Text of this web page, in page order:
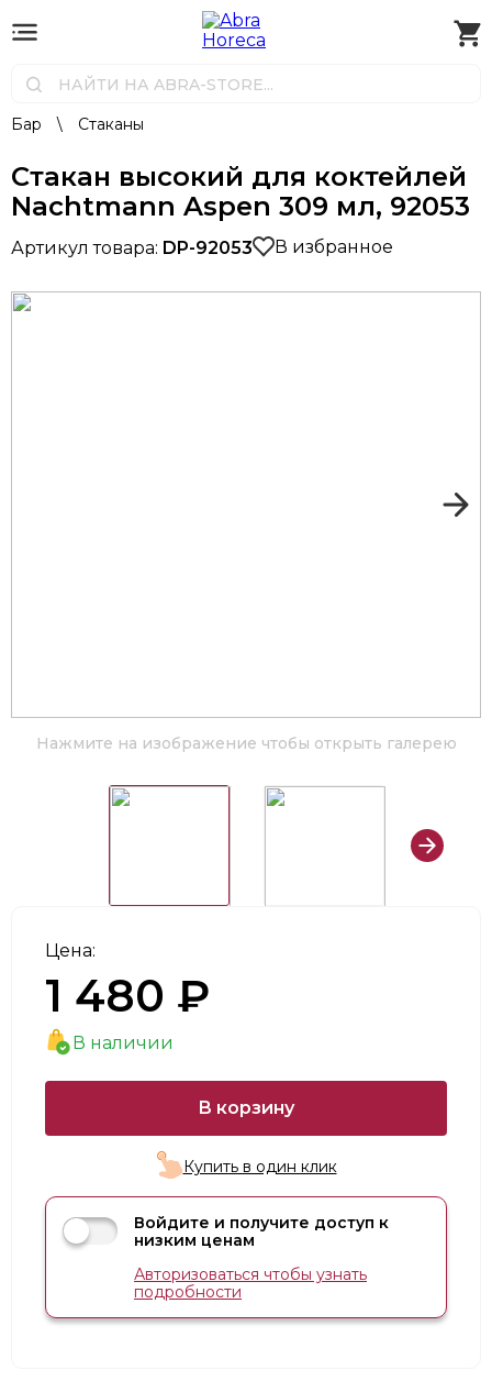
Бар \ Стаканы
Стакан высокий для коктейлей
Nachtmann Aspen 309 мл, 92053
Артикул товара: DP-92053 В избранное
Нажмите на изображение чтобы открыть галерею
Цена:
1 480 ₽
В наличии
В корзину
Купить в один клик
Войдите и получите доступ к
низким ценам
Авторизоваться чтобы узнать
подробности